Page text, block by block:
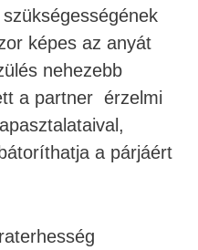
képes az anyát
nehezebb
a partner érzelmi
a párjáért